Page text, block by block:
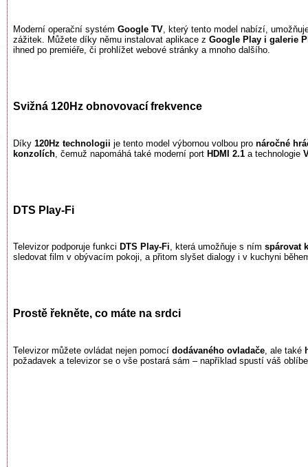
Moderní operační systém Google TV, který tento model nabízí,
zážitek. Můžete díky němu instalovat aplikace z Google Play i galerie
ihned po premiéře, či prohlížet webové stránky a mnoho dalšího.
Svižná 120Hz obnovovací frekvence
Díky 120Hz technologii je tento model výbornou volbou pro náročné
konzolích , čemuž napomáhá také moderní port HDMI 2.1 a technologie
DTS Play-Fi
Televizor podporuje funkci DTS Play-Fi, která umožňuje s ním spárovat
sledovat film v obývacím pokoji, a přitom slyšet dialogy i v kuchyni
Prostě řekněte, co máte na srdci
Televizor můžete ovládat nejen pomocí dodávaného ovladače , ale také
požadavek a televizor se o vše postará sám – například spustí váš